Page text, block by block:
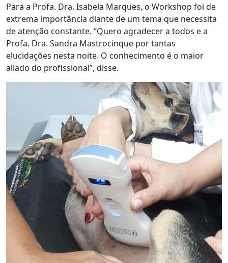
Para a Profa. Dra. Isabela Marques, o Workshop foi de
extrema importância diante de um tema que necessita
de atenção constante. “Quero agradecer a todos e a
Profa. Dra. Sandra Mastrocinque por tantas
elucidações nesta noite. O conhecimento é o maior
aliado do profissional”, disse.